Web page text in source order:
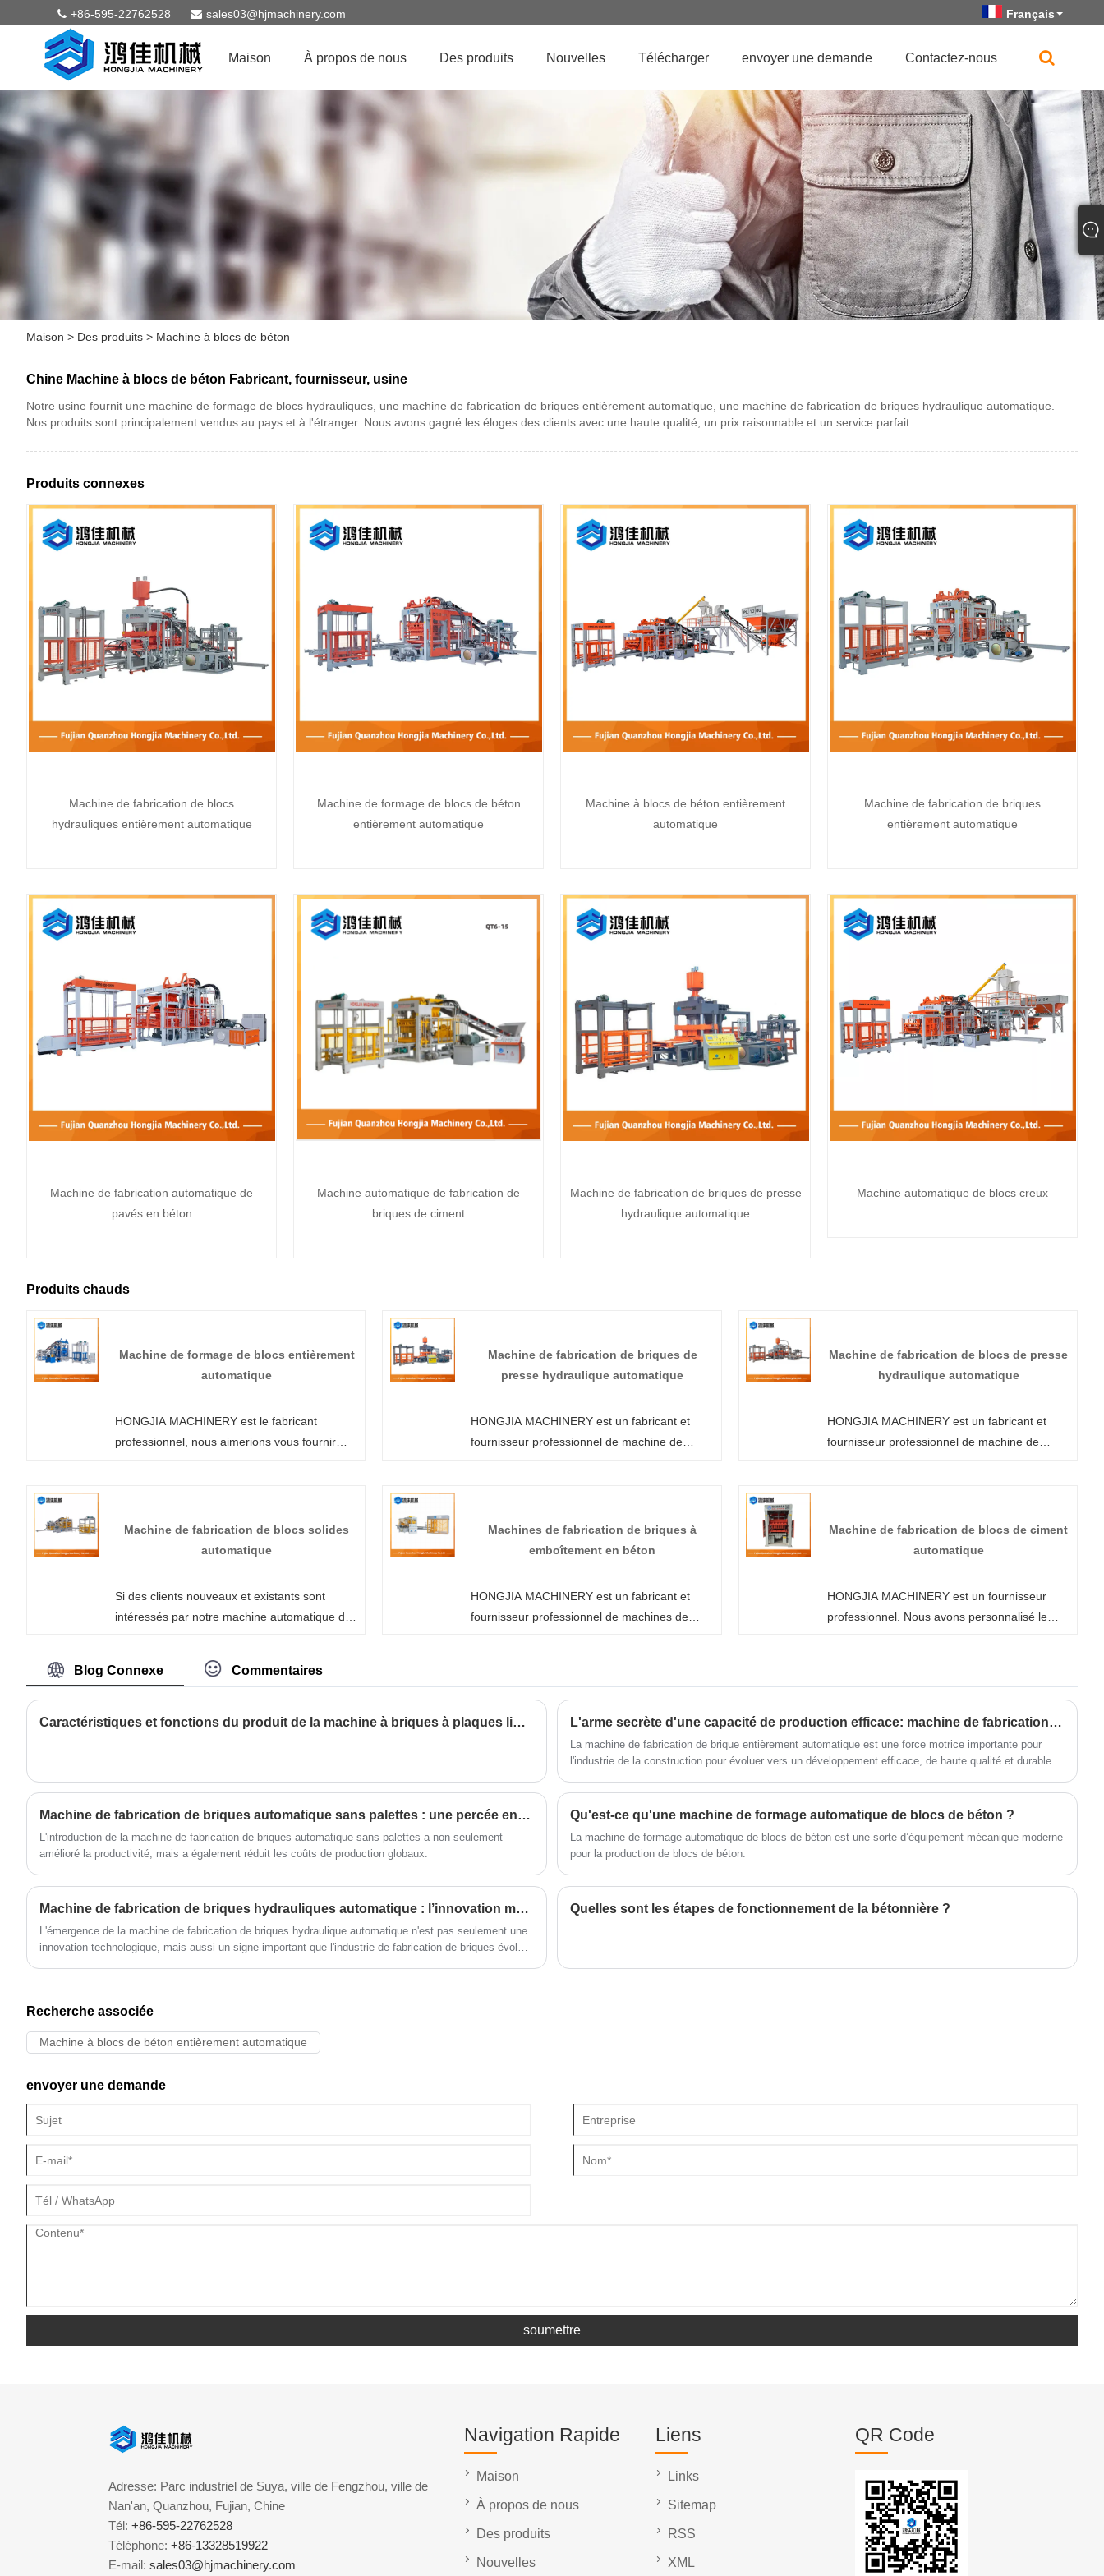
+86-595-22762528 sales03@hjmachinery.com Français
Maison À propos de nous Des produits Nouvelles Télécharger envoyer une demande Contactez-nous
Maison > Des produits > Machine à blocs de béton
Chine Machine à blocs de béton Fabricant, fournisseur, usine
Notre usine fournit une machine de formage de blocs hydrauliques, une machine de fabrication de briques entièrement automatique, une machine de fabrication de briques hydraulique automatique.
Nos produits sont principalement vendus au pays et à l'étranger. Nous avons gagné les éloges des clients avec une haute qualité, un prix raisonnable et un service parfait.
Produits connexes
Machine de fabrication de blocs
hydrauliques entièrement automatique
Machine de formage de blocs de béton
entièrement automatique
Machine à blocs de béton entièrement
automatique
Machine de fabrication de briques
entièrement automatique
Machine de fabrication automatique de
pavés en béton
Machine automatique de fabrication de
briques de ciment
Machine de fabrication de briques de presse
hydraulique automatique
Machine automatique de blocs creux
Produits chauds
Machine de formage de blocs entièrement
automatique
HONGJIA MACHINERY est le fabricant
professionnel, nous aimerions vous fournir
meilleur service après-vente et une livraison
Machine de fabrication de briques de
presse hydraulique automatique
HONGJIA MACHINERY est un fabricant et
fournisseur professionnel de machine de
blocs de briques de construction, veuillez nous
contacter. Nous suivons la qualité du repos
Machine de fabrication de blocs de presse
hydraulique automatique
HONGJIA MACHINERY est un fabricant et
fournisseur professionnel de machine de
Interlock, veuillez nous contacter. Nous
suivons la qualité du repos assuré au prix de
Machine de fabrication de blocs solides
automatique
Si des clients nouveaux et existants sont
intéressés par notre machine automatique de
contacter Fujian Quanzhou Hongjia Machinery
Co., Ltd. En tant que fabricant professionnel,
nous pouvons aider les clients à choisir la
configuration appropriée en fonction de leurs
Machines de fabrication de briques à
emboîtement en béton
HONGJIA MACHINERY est un fabricant et
fournisseur professionnel de machines de
palettes en gros ou personnalisée de notre
usine à tout moment. Nous vous fournirons
des prix discount d'usine pour nos produits.
HONGJIA MACHINERY est un fabricant et
fournisseur de machines pour panneaux
muraux en Chine.
Machine de fabrication de blocs de ciment
automatique
HONGJIA MACHINERY est un fournisseur
professionnel. Nous avons personnalisé le
diverses formes et spécifications de blocs.
Bienvenue à vous renseigner.
Blog Connexe Commentaires
Caractéristiques et fonctions du produit de la machine à briques à plaques libres Fujian Hongjia L'arme secrète d'une capacité de production efficace: machine de fabrication de brique entièrement automatique
La machine de fabrication de brique entièrement automatique est une force motrice importante pour
l'industrie de la construction pour évoluer vers un développement efficace, de haute qualité et durable.
Machine de fabrication de briques automatique sans palettes : une percée en matière d'innovation dans l'industrie de la construction
L'introduction de la machine de fabrication de briques automatique sans palettes a non seulement
amélioré la productivité, mais a également réduit les coûts de production globaux.
Qu'est-ce qu'une machine de formage automatique de blocs de béton ?
La machine de formage automatique de blocs de béton est une sorte d’équipement mécanique moderne
pour la production de blocs de béton.
Machine de fabrication de briques hydrauliques automatique : l’innovation mène le changement de l’industrie de la fabrication de briques
L'émergence de la machine de fabrication de briques hydraulique automatique n'est pas seulement une
innovation technologique, mais aussi un signe important que l'industrie de fabrication de briques évolue
Quelles sont les étapes de fonctionnement de la bétonnière ?
Recherche associée
Machine à blocs de béton entièrement automatique
envoyer une demande
soumettre
Adresse: Parc industriel de Suya, ville de Fengzhou, ville de
Nan'an, Quanzhou, Fujian, Chine
Tél: +86-595-22762528
Téléphone: +86-13328519922
E-mail: sales03@hjmachinery.com
Navigation Rapide
Maison
À propos de nous
Des produits
Nouvelles
Liens
Links
Sitemap
RSS
XML
QR Code